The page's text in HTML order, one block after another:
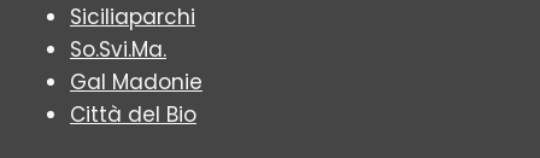
Siciliaparchi
So.Svi.Ma.
Gal Madonie
Città del Bio